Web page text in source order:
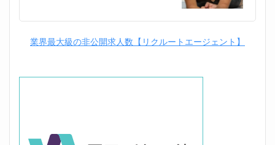
業界最大級の非公開求人数【リクルートエージェント】